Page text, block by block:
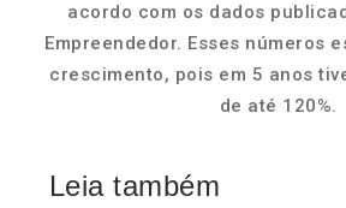
acordo com os dados
Empreendedor. Esses números
crescimento, pois em 5 anos
de até 120%.
Leia também